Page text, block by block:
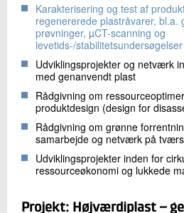
Karakterisering og test af
regenererede plastråvarer, bl.a.
prøvninger, µCT-scanning og
levetids-/stabilitetsundersøgelser
Udviklingsprojekter og netværk
med genanvendt plast
Rådgivning om
produktdesign (design for
Rådgivning om grønne
samarbejde og netværk på
Udviklingsprojekter inden for
ressourceøkonomi og lukkede
Projekt: Højværdiplast –